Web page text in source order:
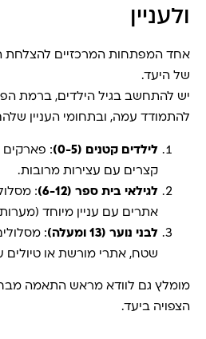
ולעניין
אחד המפתחות המרכזיים להצלחת
של היעד.
יש להתחשב בגיל הילדים, ברמת
להתמודד עמה, ובתחומי העניין
לילדים קטנים (0-5)
: פארקים
קצרים עם עצירות מרובות.
לגילאי בית ספר (6-12)
:
אתרים עם עניין מיוחד
לבני נוער (13 ומעלה)
:
שטח, אתרי מורשת או טיולים
מומלץ גם לוודא מראש התאמה
הצפויה ביעד.